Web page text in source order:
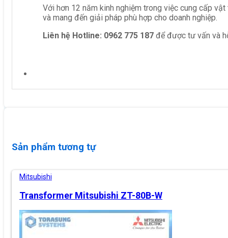
Với hơn 12 năm kinh nghiệm trong việc cung cấp
và mang đến giải pháp phù hợp cho doanh nghiệp.
Liên hệ Hotline: 0962 775 187 để được tư vấn và
Sản phẩm tương tự
Mitsubishi
Transformer Mitsubishi ZT-80B-W